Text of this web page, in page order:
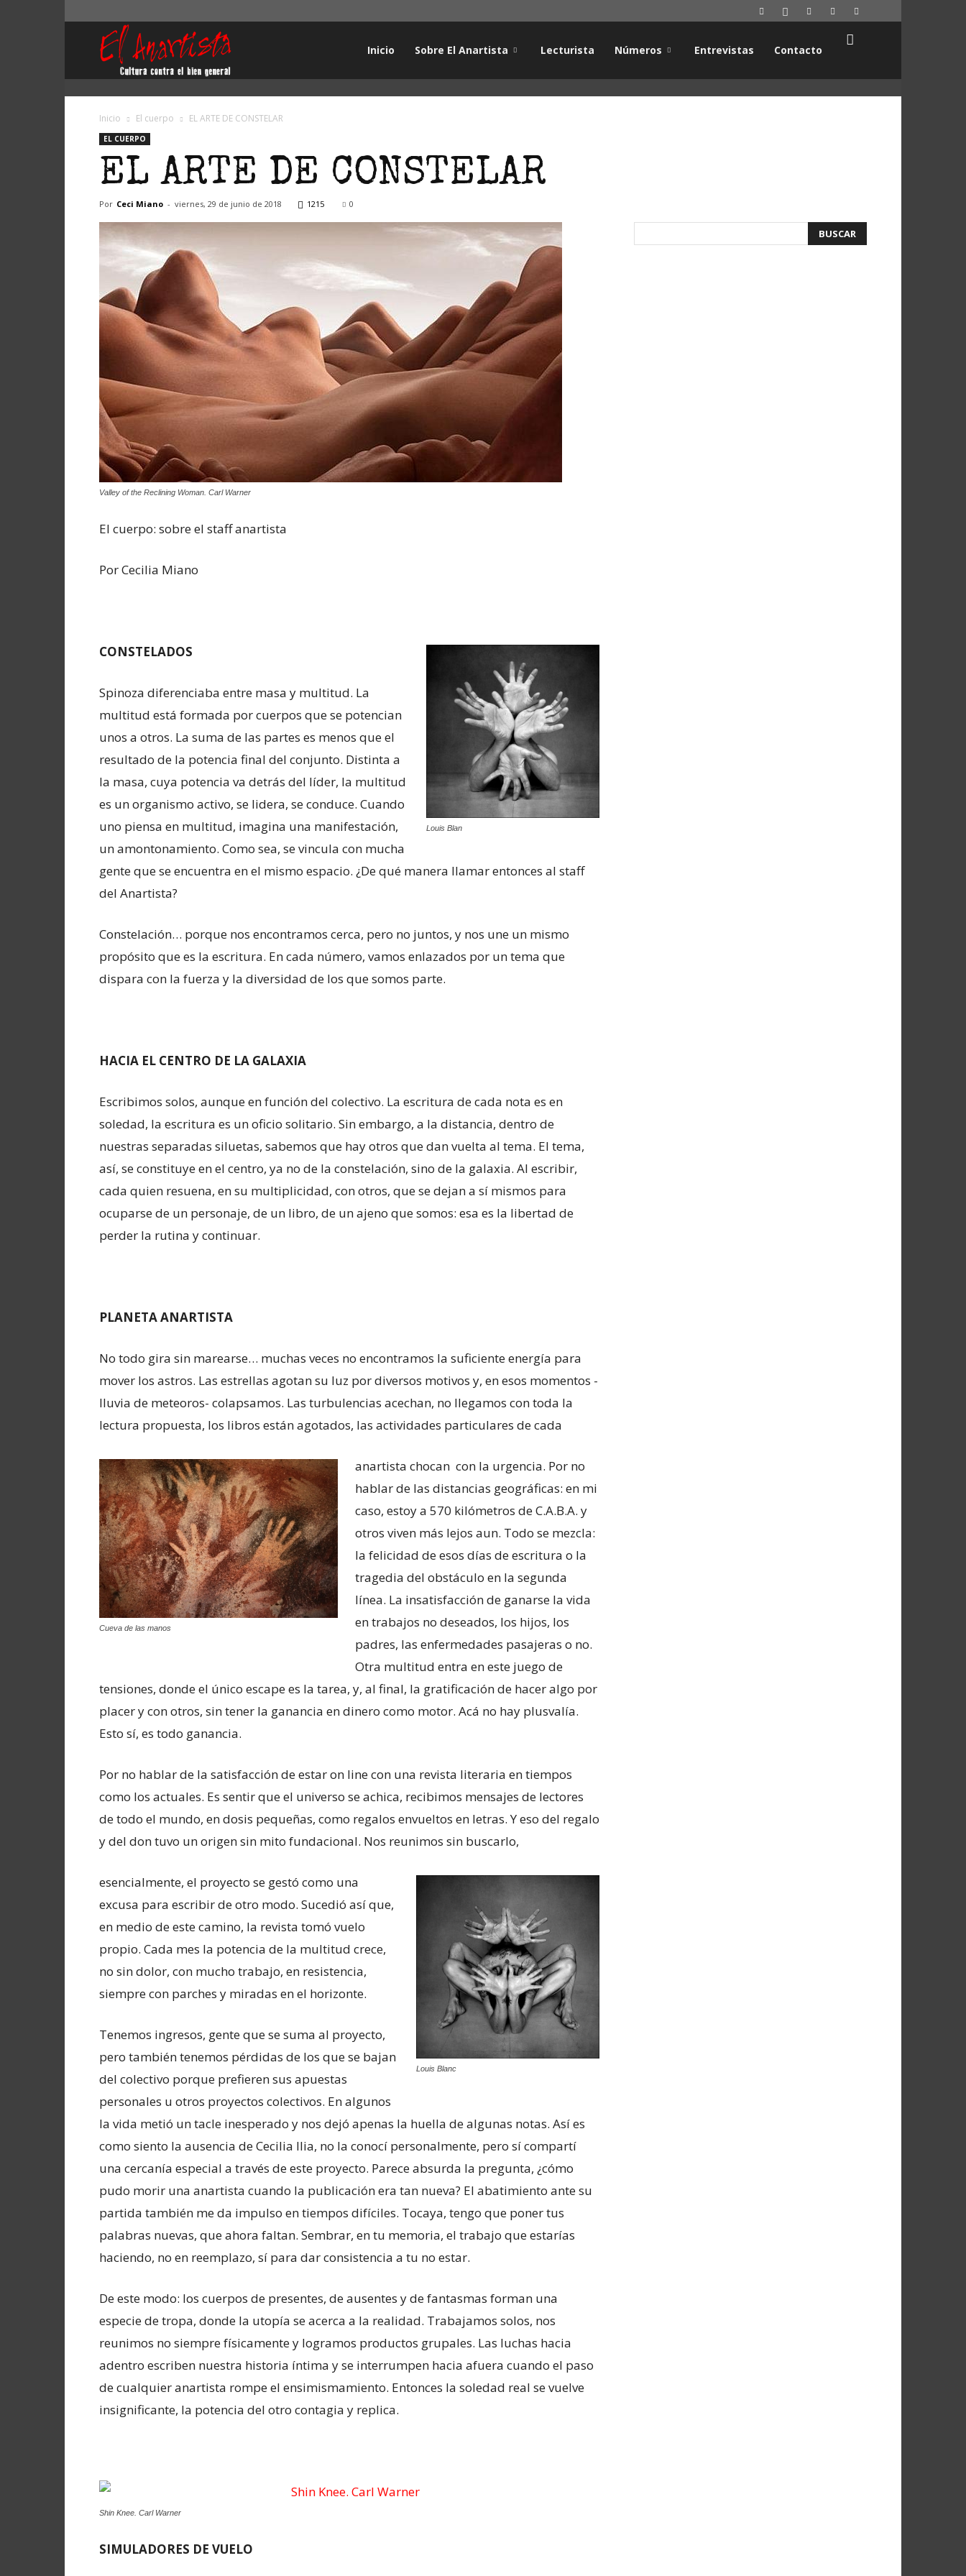
Inicio Sobre El Anartista Lecturista Números Entrevistas Contacto
Inicio El cuerpo EL ARTE DE CONSTELAR
EL CUERPO
EL ARTE DE CONSTELAR
Por Ceci Miano - viernes, 29 de junio de 2018 1215 0
Valley of the Reclining Woman. Carl Warner
El cuerpo: sobre el staff anartista
Por Cecilia Miano
Louis Blan
CONSTELADOS
Spinoza diferenciaba entre masa y multitud. La
multitud está formada por cuerpos que se potencian
unos a otros. La suma de las partes es menos que el
resultado de la potencia final del conjunto. Distinta a
la masa, cuya potencia va detrás del líder, la multitud
es un organismo activo, se lidera, se conduce. Cuando
uno piensa en multitud, imagina una manifestación,
un amontonamiento. Como sea, se vincula con mucha
gente que se encuentra en el mismo espacio. ¿De qué manera llamar entonces al staff
del Anartista?
Constelación… porque nos encontramos cerca, pero no juntos, y nos une un mismo
propósito que es la escritura. En cada número, vamos enlazados por un tema que
dispara con la fuerza y la diversidad de los que somos parte.
HACIA EL CENTRO DE LA GALAXIA
Escribimos solos, aunque en función del colectivo. La escritura de cada nota es en
soledad, la escritura es un oficio solitario. Sin embargo, a la distancia, dentro de
nuestras separadas siluetas, sabemos que hay otros que dan vuelta al tema. El tema,
así, se constituye en el centro, ya no de la constelación, sino de la galaxia. Al escribir,
cada quien resuena, en su multiplicidad, con otros, que se dejan a sí mismos para
ocuparse de un personaje, de un libro, de un ajeno que somos: esa es la libertad de
perder la rutina y continuar.
PLANETA ANARTISTA
No todo gira sin marearse… muchas veces no encontramos la suficiente energía para
mover los astros. Las estrellas agotan su luz por diversos motivos y, en esos momentos -
lluvia de meteoros- colapsamos. Las turbulencias acechan, no llegamos con toda la
lectura propuesta, los libros están agotados, las actividades particulares de cada
Cueva de las manos
anartista chocan con la urgencia. Por no
hablar de las distancias geográficas: en mi
caso, estoy a 570 kilómetros de C.A.B.A. y
otros viven más lejos aun. Todo se mezcla:
la felicidad de esos días de escritura o la
tragedia del obstáculo en la segunda
línea. La insatisfacción de ganarse la vida
en trabajos no deseados, los hijos, los
padres, las enfermedades pasajeras o no.
Otra multitud entra en este juego de
tensiones, donde el único escape es la tarea, y, al final, la gratificación de hacer algo por
placer y con otros, sin tener la ganancia en dinero como motor. Acá no hay plusvalía.
Esto sí, es todo ganancia.
Por no hablar de la satisfacción de estar on line con una revista literaria en tiempos
como los actuales. Es sentir que el universo se achica, recibimos mensajes de lectores
de todo el mundo, en dosis pequeñas, como regalos envueltos en letras. Y eso del regalo
y del don tuvo un origen sin mito fundacional. Nos reunimos sin buscarlo,
Louis Blanc
esencialmente, el proyecto se gestó como una
excusa para escribir de otro modo. Sucedió así que,
en medio de este camino, la revista tomó vuelo
propio. Cada mes la potencia de la multitud crece,
no sin dolor, con mucho trabajo, en resistencia,
siempre con parches y miradas en el horizonte.
Tenemos ingresos, gente que se suma al proyecto,
pero también tenemos pérdidas de los que se bajan
del colectivo porque prefieren sus apuestas
personales u otros proyectos colectivos. En algunos
la vida metió un tacle inesperado y nos dejó apenas la huella de algunas notas. Así es
como siento la ausencia de Cecilia Ilia, no la conocí personalmente, pero sí compartí
una cercanía especial a través de este proyecto. Parece absurda la pregunta, ¿cómo
pudo morir una anartista cuando la publicación era tan nueva? El abatimiento ante su
partida también me da impulso en tiempos difíciles. Tocaya, tengo que poner tus
palabras nuevas, que ahora faltan. Sembrar, en tu memoria, el trabajo que estarías
haciendo, no en reemplazo, sí para dar consistencia a tu no estar.
De este modo: los cuerpos de presentes, de ausentes y de fantasmas forman una
especie de tropa, donde la utopía se acerca a la realidad. Trabajamos solos, nos
reunimos no siempre físicamente y logramos productos grupales. Las luchas hacia
adentro escriben nuestra historia íntima y se interrumpen hacia afuera cuando el paso
de cualquier anartista rompe el ensimismamiento. Entonces la soledad real se vuelve
insignificante, la potencia del otro contagia y replica.
Shin Knee. Carl Warner
SIMULADORES DE VUELO